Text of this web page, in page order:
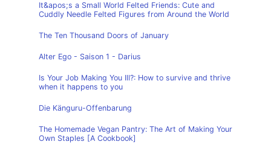
It&apos;s a Small World Felted Friends: Cute and
Cuddly Needle Felted Figures from Around the World
The Ten Thousand Doors of January
Alter Ego - Saison 1 - Darius
Is Your Job Making You Ill?: How to survive and thrive
when it happens to you
Die Känguru-Offenbarung
The Homemade Vegan Pantry: The Art of Making Your
Own Staples [A Cookbook]